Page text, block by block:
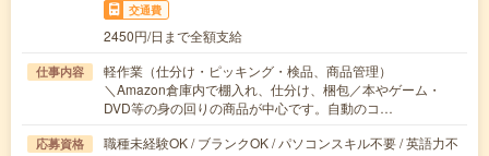
交通費
2450円/日まで全額支給
仕事内容
軽作業（仕分け・ピッキング・検品、商品管理）
＼Amazon倉庫内で棚入れ、仕分け、梱包／本やゲーム・
DVD等の身の回りの商品が中心です。自動のコ…
応募資格
職種未経験OK / ブランクOK / パソコンスキル不要 / 英語力不